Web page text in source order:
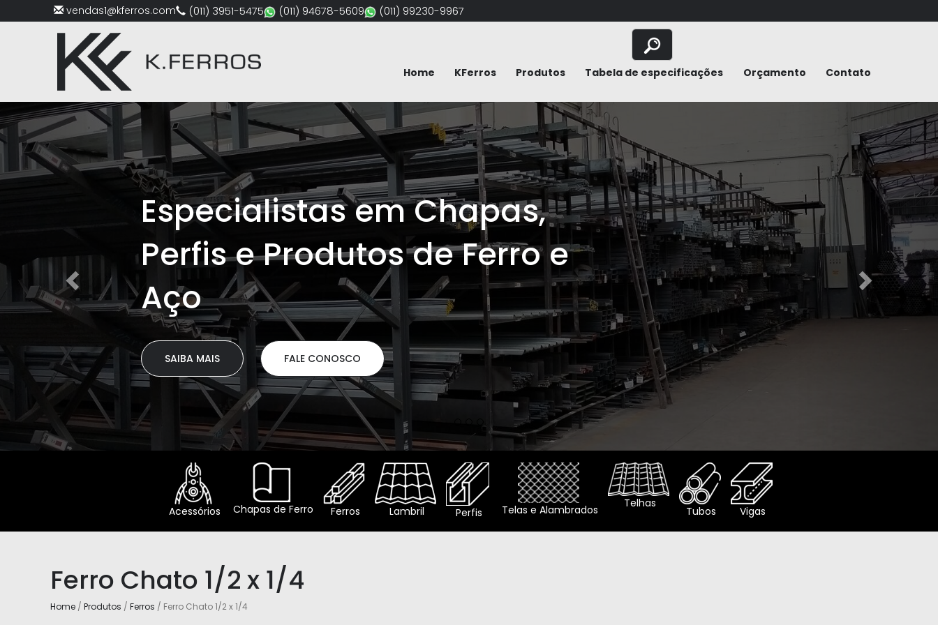
vendas1@kferros.com (011) 3951-5475 (011) 94678-5609 (011) 99230-9967
Home KFerros Produtos Tabela de especificações Orçamento Contato
Especialistas em Chapas,
Perfis e Produtos de Ferro e
Aço
SAIBA MAIS FALE CONOSCO
Previous Next
Acessórios Chapas de Ferro Ferros Lambril Perfis Telas e Alambrados
Telhas
Tubos Vigas
Ferro Chato 1/2 x 1/4
Home / Produtos / Ferros / Ferro Chato 1/2 x 1/4